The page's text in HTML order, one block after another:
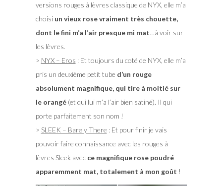
versions rouges à lèvres classique de NYX, elle m’a
choisi un vieux rose vraiment très chouette,
dont le fini m’a l’air presque mi mat…à voir sur
les lèvres.
> NYX – Eros : Et toujours du coté de NYX, elle m’a
pris un deuxième petit tube d’un rouge
absolument magnifique, qui tire à moitié sur
le orangé (et qui lui m’a l’air bien satiné). Il qui
porte parfaitement son nom !
> SLEEK – Barely There : Et pour finir je vais
pouvoir faire connaissance avec les rouges à
lèvres Sleek avec ce magnifique rose poudré
apparemment mat, totalement à mon goût !